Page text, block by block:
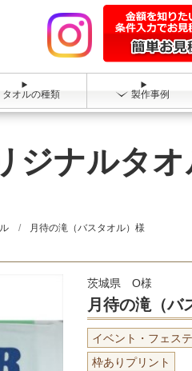
タオルの種類 製作事例
ジナルタ
月待の滝（バスタオル）様
茨城県 O様
月待の滝（バ
イベント・フェス
枠ありプリント